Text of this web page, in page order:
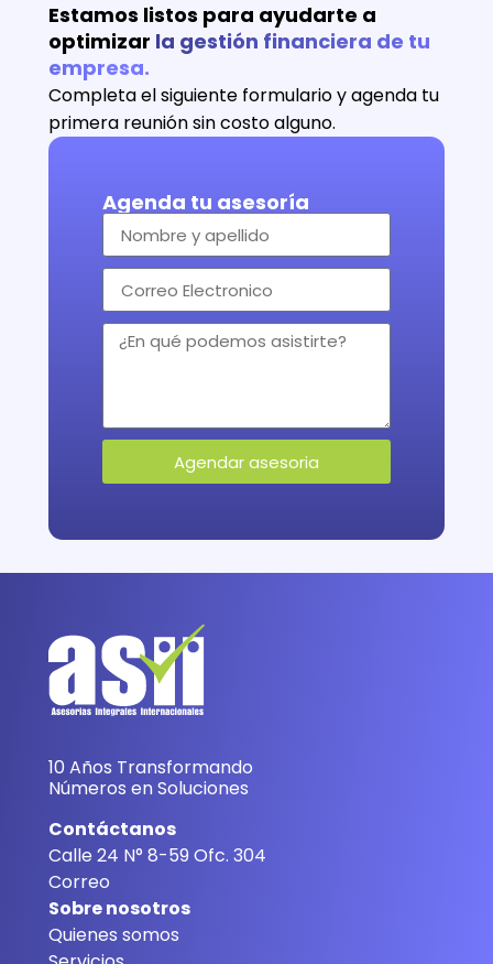
Estamos listos para ayudarte a
optimizar la gestión financiera de tu
empresa.
Completa el siguiente formulario y agenda tu
primera reunión sin costo alguno.
Agenda tu asesoría
Agendar asesoria
10 Años Transformando
Números en Soluciones
Contáctanos
Calle 24 N° 8-59 Ofc. 304
Correo
Sobre nosotros
Quienes somos